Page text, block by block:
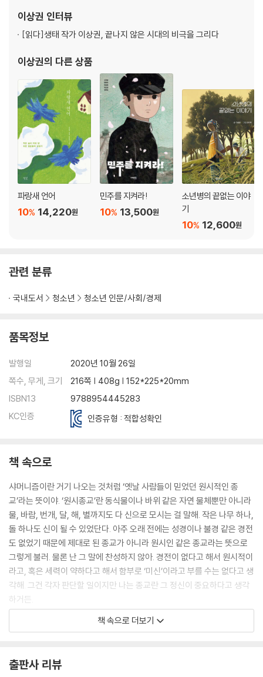
절의 동서남북을 지키는 신들
사방 그리고 중앙까지 지키는 오방신
5장 죽어서 다시 신으로 환생한 사람들
대부분의 신은 장군이었다
중부지방에서 인기가 좋았던 최영장군신
소설 속 영웅이 된 임경업장군신
우리 민족의 가장 위대한 영웅 이순신장군신
백마장군신으로 부활한 가난한 농부 홍경래
왕이 되지 못하고 뒤주 속에서 굶어 죽은 뒤주대왕신
되어 있다. 지은 책으로는 『시간여행 가이드,
이상권 인터뷰
[읽다]생태 작가 이상권, 끝나지 않은 시대의 비극을 그리다
이상권의 다른 상품
파랑새 언어
14,220원
10%
민주를 지켜라!
13,500원
10%
소년병의 끝없는 이야
기
12,600원
10%
관련 분류
국내도서 청소년 청소년 인문/사회/경제
품목정보
발행일
2020년 10월 26일
쪽수, 무게, 크기
216쪽 | 408g | 152*225*20mm
ISBN13
9788954445283
KC인증
인증유형 : 적합성확인
책 속으로
샤머니즘이란 거기 나오는 것처럼 ‘옛날 사람들이 믿었던 원시적인 종
교’라는 뜻이야. ‘원시종교’란 동식물이나 바위 같은 자연 물체뿐만 아니라
물, 바람, 번개, 달, 해, 별까지도 다 신으로 모시는 걸 말해. 작은 나무 하나,
돌 하나도 신이 될 수 있었단다. 아주 오래 전에는 성경이나 불경 같은 경전
도 없었기 때문에 제대로 된 종교가 아니라 원시인 같은 종교라는 뜻으로
그렇게 불러. 물론 난 그 말에 찬성하지 않아. 경전이 없다고 해서 원시적이
라고, 혹은 세력이 약하다고 해서 함부로 ‘미신’이라고 부를 수는 없다고 생
각해. 그건 각자 판단할 일이지만 나는 종교란 그 정신이 중요하다고 생각
하거든.
--- p.18
이 없으면 보리, 밀, 옥수수, 콩을 넣어 두고 그것도 없으면 한지나 실 같은
책 속으로 더보기
출판사 리뷰